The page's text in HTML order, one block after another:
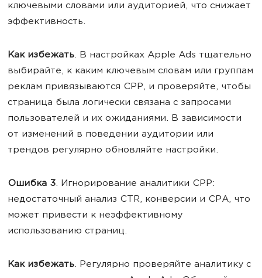
ключевыми словами или аудиторией, что снижает
эффективность.
Как избежать. В настройках Apple Ads тщательно
выбирайте, к каким ключевым словам или группам
реклам привязываются CPP, и проверяйте, чтобы
страница была логически связана с запросами
пользователей и их ожиданиями. В зависимости
от изменений в поведении аудитории или
трендов регулярно обновляйте настройки.
Ошибка 3. Игнорирование аналитики CPP:
недостаточный анализ CTR, конверсии и CPA, что
может привести к неэффективному
использованию страниц.
Как избежать. Регулярно проверяйте аналитику с